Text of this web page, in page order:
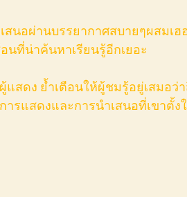
สนอผ่านบรรยากาศสบายๆผสมเ
นที่น่าค้นหาเรียนรู้อีกเยอะ
ผู้แสดง ย้ำเตือนให้ผู้ชมรู้อยู่เส
ารแสดงและการนำเสนอที่เขา